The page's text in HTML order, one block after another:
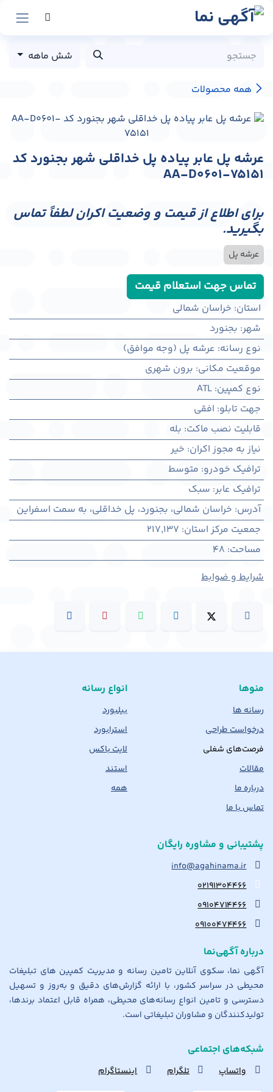
پرش به محتوا
همه محصولات
شش ماهه
عرشه پل عابر پیاده پل خداقلی شهر بجنورد کد
AA-D0601-75151
برای اطلاع از قیمت و وضعیت اکران لطفاً تماس
بگیرید.
عرشه پل
تماس جهت استعلام قیمت
استان: خراسان شمالی
شهر: بجنورد
نوع رسانه: عرشه پل (وجه موافق)
موقعیت مکانی: برون شهری
نوع کمپین:
ATL
جهت تابلو: افقی
قابلیت نصب ماکت: بله
نیاز به مجوز اکران: خیر
ترافیک خودرو: متوسط
ترافیک عابر: سبک
آدرس: خراسان شمالی، بجنورد، پل خداقلی، به سمت اسفراین
جمعیت مرکز استان:
217,137
مساحت:
48
شرایط و ضوابط
منوها
رسانه ها
درخواست طراحی
فرصت‌های شغلی
مقالات
درباره ما
تماس با ما
انواع رسانه
بیلبورد
استرابورد
لایت باکس
استند
همه
پشتیبانی و مشاوره رایگان
info@agahinama.ir
۰۲۱۹۱۳۰۴۴۶۶
۰۹۱۰۴۷۱۴۴۶۶
۰۹۱۰۰۴۷۴۴۶۶
درباره آگهی‌نما
آگهی نما، سکوی آنلاین تامین رسانه و مدیریت کمپین های تبلیغات
محیطی در سراسر کشور، با ارائه گزارش‌های دقیق و به‌روز و تسهیل
دسترسی و تامین انواع رسانه‌های محیطی، همراه قابل اعتماد برندها،
تولیدکنندگان و مشاوران تبلیغاتی است.
شبکه‌های اجتماعی
واتساپ تلگرام اینستاگرام